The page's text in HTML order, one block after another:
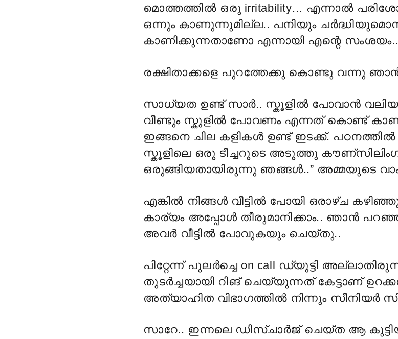
മൊത്തത്തിൽ ഒരു irritability… എന്നാൽ
ഒന്നും കാണുന്നുമില്ല.. പനിയും
കാണിക്കുന്നതാണോ എന്നായി എന്റെ സംശയം..
രക്ഷിതാക്കളെ പുറത്തേക്കു കൊണ്ടു വന്നു
സാധ്യത ഉണ്ട് സാർ.. സ്കൂളിൽ പോവാൻ
വീണ്ടും സ്കൂളിൽ പോവണം എന്നത് കൊണ്ട്
ഇങ്ങനെ ചില കളികൾ ഉണ്ട് ഇടക്ക്.
സ്കൂളിലെ ഒരു ടീച്ചറുടെ അടുത്തു
ഒരുങ്ങിയതായിരുന്നു ഞങ്ങൾ..” അമ്മയുടെ
എങ്കിൽ നിങ്ങൾ വീട്ടിൽ പോയി ഒരാഴ്ച
കാര്യം അപ്പോൾ തീരുമാനിക്കാം.. ഞാൻ
അവർ വീട്ടിൽ പോവുകയും ചെയ്തു..
പിറ്റേന്ന് പുലർച്ചെ on call ഡ്യൂട്ടി
തുടർച്ചയായി റിങ് ചെയ്യുന്നത് കേട്ടാണ്
അത്യാഹിത വിഭാഗത്തിൽ നിന്നും സീനിയർ
സാറേ.. ഇന്നലെ ഡിസ്ചാർജ് ചെയ്ത ആ